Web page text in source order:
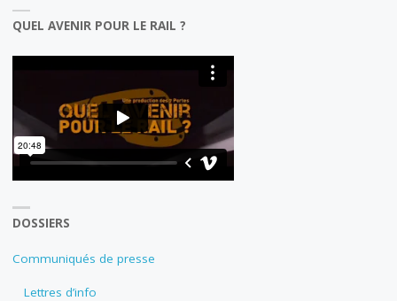
QUEL AVENIR POUR LE RAIL ?
DOSSIERS
Communiqués de presse
Lettres d’info